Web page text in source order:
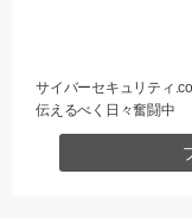
サイバーセキュリティ
伝えるべく日々奮闘中